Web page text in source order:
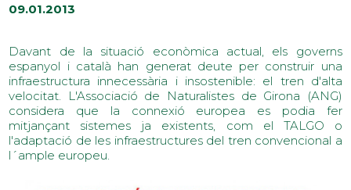
09.01.2013
Davant de la situació econòmica actual, els governs
espanyol i català han generat deute per construir una
infraestructura innecessària i insostenible: el tren d'alta
velocitat. L'Associació de Naturalistes de Girona (ANG)
considera que la connexió europea es podia fer
mitjançant sistemes ja existents, com el TALGO o
l'adaptació de les infraestructures del tren convencional a
l´ample europeu.